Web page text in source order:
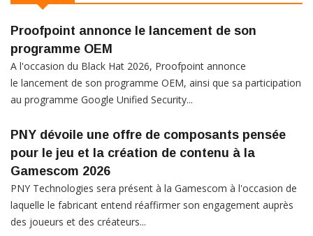
Proofpoint annonce le lancement de son
programme OEM
A l'occasion du Black Hat 2026, Proofpoint annonce
le lancement de son programme OEM, ainsi que sa participation
au programme Google Unified Security...
PNY dévoile une offre de composants pensée
pour le jeu et la création de contenu à la
Gamescom 2026
PNY Technologies sera présent à la Gamescom à l'occasion de
laquelle le fabricant entend réaffirmer son engagement auprès
des joueurs et des créateurs...